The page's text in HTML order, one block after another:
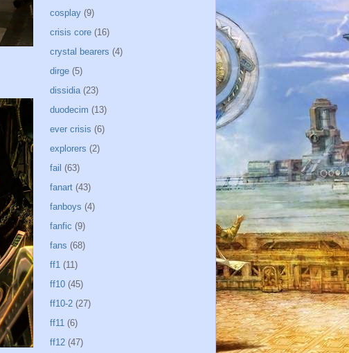
cosplay (9)
crisis core (16)
crystal bearers (4)
dirge (5)
dissidia (23)
duodecim (13)
ever crisis (6)
explorers (2)
fail (63)
fanart (43)
fanboys (4)
fanfic (9)
fans (68)
ff1 (11)
ff10 (45)
ff10-2 (27)
ff11 (6)
ff12 (47)